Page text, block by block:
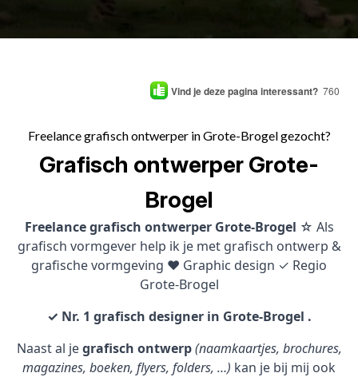
Vind je deze pagina interessant? 760
Freelance grafisch ontwerper in Grote-Brogel gezocht?
Grafisch ontwerper Grote-
Brogel
Freelance grafisch ontwerper Grote-Brogel ☆ Als
grafisch vormgever help ik je met grafisch ontwerp &
grafische vormgeving ♥ Graphic design ✓ Regio
Grote-Brogel
✓ Nr. 1 grafisch designer in Grote-Brogel .
Naast al jegrafisch ontwerp (naamkaartjes, brochures,
magazines, boeken, flyers, folders, …) kan je bij mij ook